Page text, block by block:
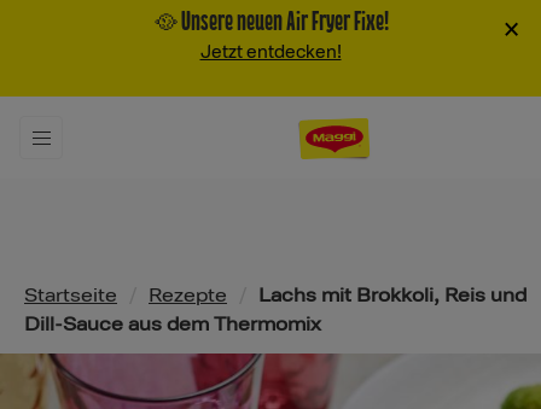
🥘 Unsere neuen Air Fryer Fixe!
Jetzt entdecken!
×
Pfadnavigation
Startseite Rezepte
Lachs mit Brokkoli, Reis und
Dill-Sauce aus dem Thermomix